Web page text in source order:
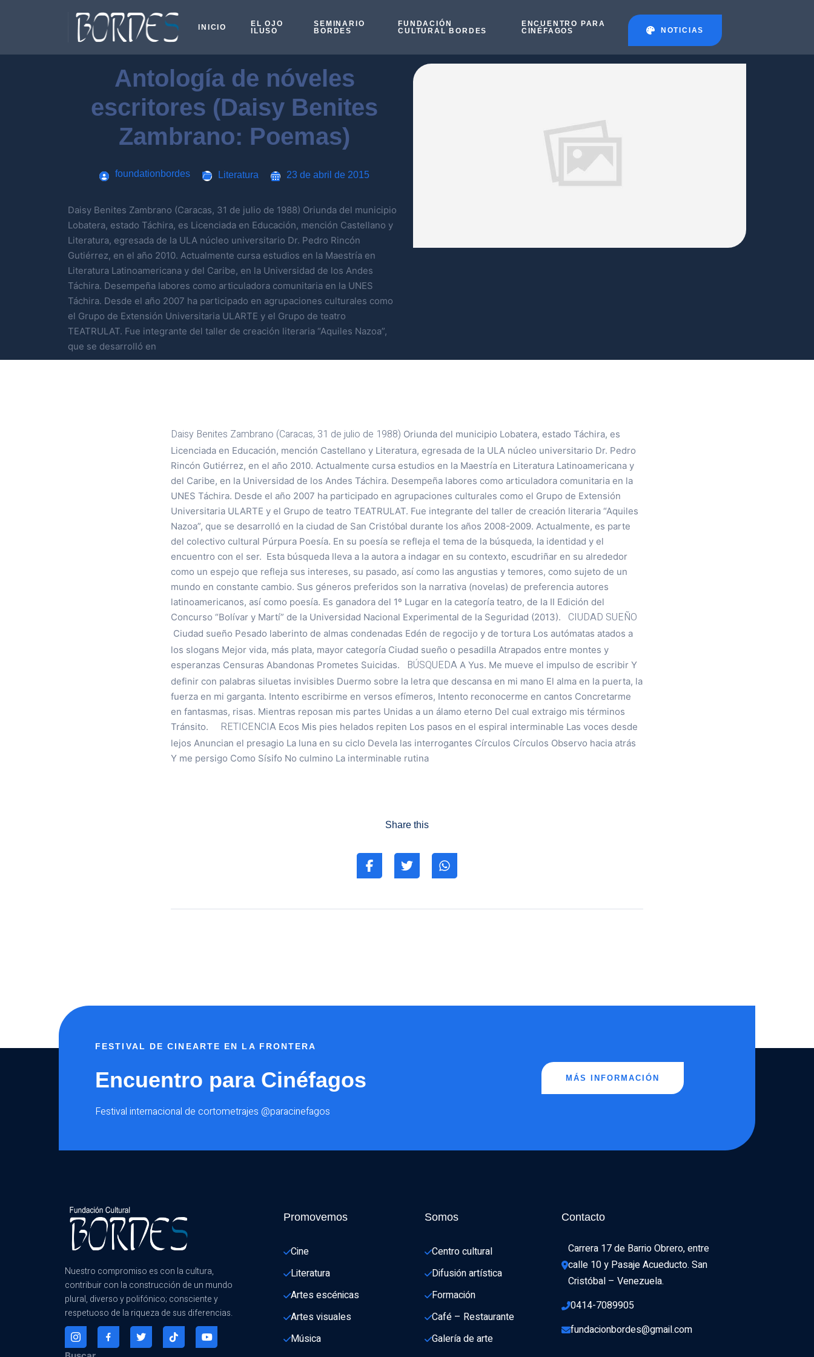
INICIO
EL OJO
ILUSO
SEMINARIO
BORDES
FUNDACIÓN
CULTURAL BORDES
ENCUENTRO PARA
CINÉFAGOS
NOTICIAS
Antología de nóveles
escritores (Daisy Benites
Zambrano: Poemas)
foundationbordes Literatura 23 de abril de 2015
Daisy Benites Zambrano (Caracas, 31 de julio de 1988) Oriunda del municipio
Lobatera, estado Táchira, es Licenciada en Educación, mención Castellano y
Literatura, egresada de la ULA núcleo universitario Dr. Pedro Rincón
Gutiérrez, en el año 2010. Actualmente cursa estudios en la Maestría en
Literatura Latinoamericana y del Caribe, en la Universidad de los Andes
Táchira. Desempeña labores como articuladora comunitaria en la UNES
Táchira. Desde el año 2007 ha participado en agrupaciones culturales como
el Grupo de Extensión Universitaria ULARTE y el Grupo de teatro
TEATRULAT. Fue integrante del taller de creación literaria “Aquiles Nazoa”,
que se desarrolló en
Daisy Benites Zambrano (Caracas, 31 de julio de 1988) Oriunda del municipio Lobatera, estado Táchira, es
Licenciada en Educación, mención Castellano y Literatura, egresada de la ULA núcleo universitario Dr. Pedro
Rincón Gutiérrez, en el año 2010. Actualmente cursa estudios en la Maestría en Literatura Latinoamericana y
del Caribe, en la Universidad de los Andes Táchira. Desempeña labores como articuladora comunitaria en la
UNES Táchira. Desde el año 2007 ha participado en agrupaciones culturales como el Grupo de Extensión
Universitaria ULARTE y el Grupo de teatro TEATRULAT. Fue integrante del taller de creación literaria “Aquiles
Nazoa”, que se desarrolló en la ciudad de San Cristóbal durante los años 2008-2009. Actualmente, es parte
del colectivo cultural Púrpura Poesía. En su poesía se refleja el tema de la búsqueda, la identidad y el
encuentro con el ser. Esta búsqueda lleva a la autora a indagar en su contexto, escudriñar en su alrededor
como un espejo que refleja sus intereses, su pasado, así como las angustias y temores, como sujeto de un
mundo en constante cambio. Sus géneros preferidos son la narrativa (novelas) de preferencia autores
latinoamericanos, así como poesía. Es ganadora del 1º Lugar en la categoría teatro, de la II Edición del
Concurso “Bolívar y Martí” de la Universidad Nacional Experimental de la Seguridad (2013). CIUDAD SUEÑO
Ciudad sueño Pesado laberinto de almas condenadas Edén de regocijo y de tortura Los autómatas atados a
los slogans Mejor vida, más plata, mayor categoría Ciudad sueño o pesadilla Atrapados entre montes y
esperanzas Censuras Abandonas Prometes Suicidas.
BÚSQUEDA A Yus. Me mueve el impulso de escribir Y
definir con palabras siluetas invisibles Duermo sobre la letra que descansa en mi mano El alma en la puerta, la
fuerza en mi garganta. Intento escribirme en versos efímeros, Intento reconocerme en cantos Concretarme
en fantasmas, risas. Mientras reposan mis partes Unidas a un álamo eterno Del cual extraigo mis términos
Tránsito.
RETICENCIA Ecos Mis pies helados repiten Los pasos en el espiral interminable Las voces desde
lejos Anuncian el presagio La luna en su ciclo Devela las interrogantes Círculos Círculos Observo hacia atrás
Y me persigo Como Sísifo No culmino La interminable rutina
Share this
FESTIVAL DE CINEARTE EN LA FRONTERA
Encuentro para Cinéfagos
Festival internacional de cortometrajes @paracinefagos
MÁS INFORMACIÓN
Nuestro compromiso es con la cultura,
contribuir con la construcción de un mundo
plural, diverso y polifónico; consciente y
respetuoso de la riqueza de sus diferencias.
Promovemos
Cine
Literatura
Artes escénicas
Artes visuales
Música
Somos
Centro cultural
Difusión artística
Formación
Café – Restaurante
Galería de arte
Contacto
Carrera 17 de Barrio Obrero, entre
calle 10 y Pasaje Acueducto. San
Cristóbal – Venezuela.
0414-7089905
fundacionbordes@gmail.com